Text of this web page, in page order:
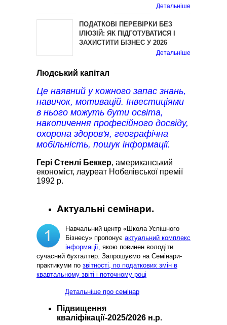
Детальніше
ПОДАТКОВІ ПЕРЕВІРКИ БЕЗ
ІЛЮЗІЙ: ЯК ПІДГОТУВАТИСЯ І
ЗАХИСТИТИ БІЗНЕС У 2026
Детальніше
Людський капітал
Це наявний у кожного запас знань,
навичок, мотивацій. Інвестиціями
в нього можуть бути освіта,
накопичення професійного досвіду,
охорона здоров'я, географічна
мобільність, пошук інформації.
Гері Стенлі Беккер, американський
економіст, лауреат Нобелівської премії
1992 р.
Актуальні семінари.
Навчальний центр «Школа Успішного
Бізнесу» пропонує актуальний комплекс
інформації, якою повинен володіти
сучасний бухгалтер. Запрошуємо на Семінари-
практикуми по звітності, по податкових змін в
квартальному звіті і поточному році
Детальніше про семінар
Підвищення
кваліфікації-2025/2026 н.р.